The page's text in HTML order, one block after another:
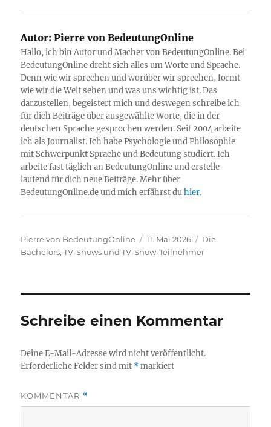
Autor: Pierre von BedeutungOnline
Hallo, ich bin Autor und Macher von BedeutungOnline. Bei
BedeutungOnline dreht sich alles um Worte und Sprache.
Denn wie wir sprechen und worüber wir sprechen, formt
wie wir die Welt sehen und was uns wichtig ist. Das
darzustellen, begeistert mich und deswegen schreibe ich
für dich Beiträge über ausgewählte Worte, die in der
deutschen Sprache gesprochen werden. Seit 2004 arbeite
ich als Journalist. Ich habe Psychologie und Philosophie
mit Schwerpunkt Sprache und Bedeutung studiert. Ich
arbeite fast täglich an BedeutungOnline und erstelle
laufend für dich neue Beiträge. Mehr über
BedeutungOnline.de und mich erfährst duhier.
Autor
Pierre von BedeutungOnline
Veröffentlicht
am
11. Mai 2026 Kategorien
Die
Bachelors ,TV-Shows und TV-Show-Teilnehmer
Schreibe einen Kommentar
Deine E-Mail-Adresse wird nicht veröffentlicht.
Erforderliche Felder sind mit *markiert
KOMMENTAR *